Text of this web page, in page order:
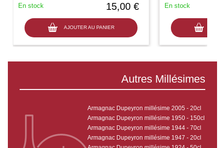
15,00 €
AJOUTER AU PANIER
En stock En stock
Autres Millésimes
Armagnac Dupeyron millésime 2005 - 20cl
Armagnac Dupeyron millésime 1950 - 150cl
Armagnac Dupeyron millésime 1944 - 70cl
Armagnac Dupeyron millésime 1947 - 20cl